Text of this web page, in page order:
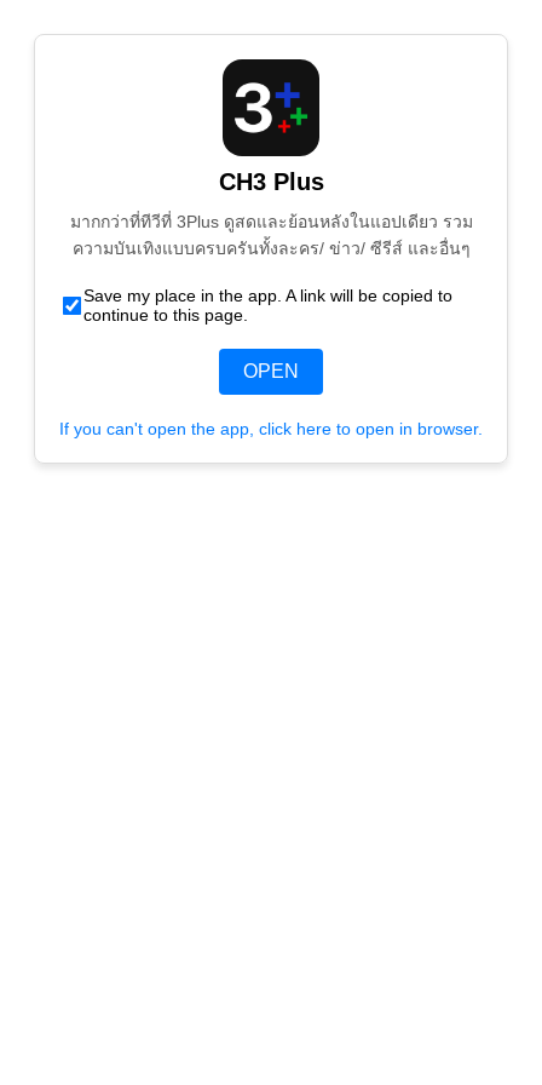
CH3 Plus
มากกว่าที่ทีวีที่ 3Plus ดูสดและย้อนหลังในแอปเดียว รวม
ความบันเทิงแบบครบครันทั้งละคร/ ข่าว/ ซีรีส์ และอื่นๆ
Save my place in the app. A link will be copied to
continue to this page.
OPEN
If you can't open the app, click here to open in browser.